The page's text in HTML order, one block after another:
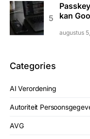
kan
augustus
Categories
AI Verordening
Autoriteit
AVG